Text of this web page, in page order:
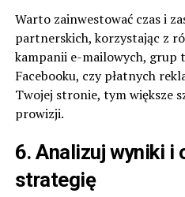
Warto zainwestować czas i
partnerskich, korzystając z
kampanii e-mailowych, grup
Facebooku, czy płatnych
Twojej stronie, tym większe
prowizji.
6. Analizuj wyniki i
strategię